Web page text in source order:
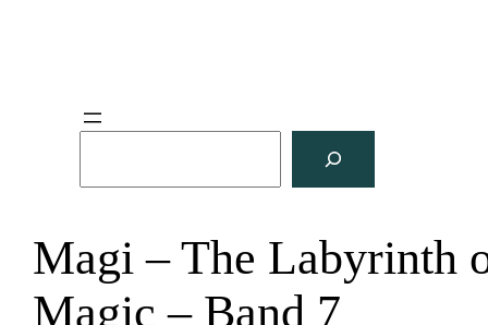
e
Magi – The Labyrinth
Magic – Band 7